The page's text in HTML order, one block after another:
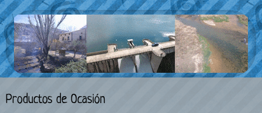
Productos de Ocasión